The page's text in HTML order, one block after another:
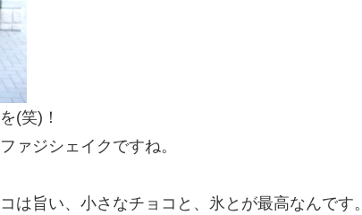
(笑)！
ァジシェイクですね。
は旨い、小さなチョコと、氷とが最高なんです。